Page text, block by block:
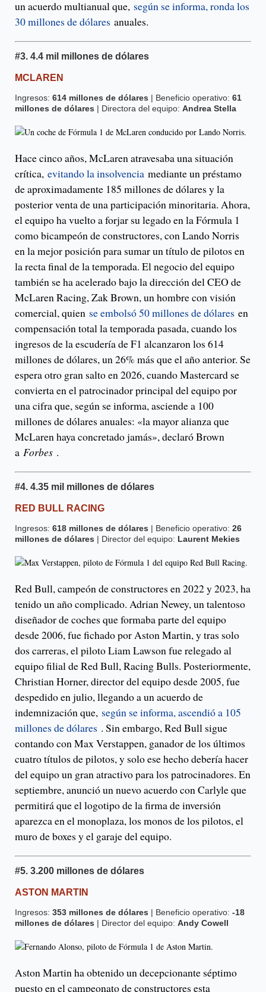
un acuerdo multianual que, según se informa, ronda los
30 millones de dólares anuales.
#3. 4.4 mil millones de dólares
MCLAREN
Ingresos: 614 millones de dólares | Beneficio operativo: 61
millones de dólares | Directora del equipo: Andrea Stella
Hace cinco años, McLaren atravesaba una situación
crítica, evitando la insolvencia mediante un préstamo
de aproximadamente 185 millones de dólares y la
posterior venta de una participación minoritaria. Ahora,
el equipo ha vuelto a forjar su legado en la Fórmula 1
como bicampeón de constructores, con Lando Norris
en la mejor posición para sumar un título de pilotos en
la recta final de la temporada. El negocio del equipo
también se ha acelerado bajo la dirección del CEO de
McLaren Racing, Zak Brown, un hombre con visión
comercial, quien se embolsó 50 millones de dólares en
compensación total la temporada pasada, cuando los
ingresos de la escudería de F1 alcanzaron los 614
millones de dólares, un 26% más que el año anterior. Se
espera otro gran salto en 2026, cuando Mastercard se
convierta en el patrocinador principal del equipo por
una cifra que, según se informa, asciende a 100
millones de dólares anuales: «la mayor alianza que
McLaren haya concretado jamás», declaró Brown
a Forbes .
#4. 4.35 mil millones de dólares
RED BULL RACING
Ingresos: 618 millones de dólares | Beneficio operativo: 26
millones de dólares | Director del equipo: Laurent Mekies
Red Bull, campeón de constructores en 2022 y 2023, ha
tenido un año complicado. Adrian Newey, un talentoso
diseñador de coches que formaba parte del equipo
desde 2006, fue fichado por Aston Martin, y tras solo
dos carreras, el piloto Liam Lawson fue relegado al
equipo filial de Red Bull, Racing Bulls. Posteriormente,
Christian Horner, director del equipo desde 2005, fue
despedido en julio, llegando a un acuerdo de
indemnización que, según se informa, ascendió a 105
millones de dólares . Sin embargo, Red Bull sigue
contando con Max Verstappen, ganador de los últimos
cuatro títulos de pilotos, y solo ese hecho debería hacer
del equipo un gran atractivo para los patrocinadores. En
septiembre, anunció un nuevo acuerdo con Carlyle que
permitirá que el logotipo de la firma de inversión
aparezca en el monoplaza, los monos de los pilotos, el
muro de boxes y el garaje del equipo.
#5. 3.200 millones de dólares
ASTON MARTIN
Ingresos: 353 millones de dólares | Beneficio operativo: -18
millones de dólares | Director del equipo: Andy Cowell
Aston Martin ha obtenido un decepcionante séptimo
puesto en el campeonato de constructores esta